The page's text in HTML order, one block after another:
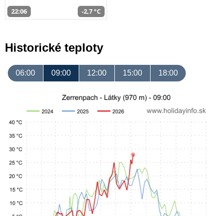
22:06 -2,7 °C
Historické teploty
06:00 09:00 12:00 15:00 18:00